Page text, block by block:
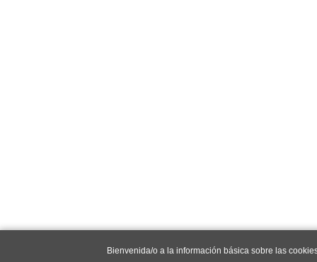
Bienvenida/o a la información básica sobre las